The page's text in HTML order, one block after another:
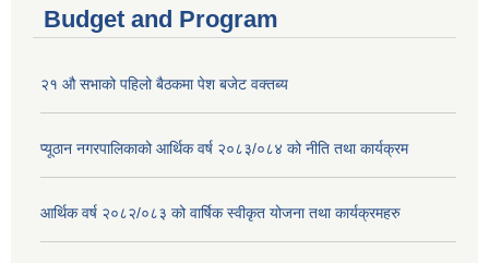
Budget and Program
२१ औ सभाको पहिलो बैठकमा पेश बजेट वक्तब्य
प्यूठान नगरपालिकाको आर्थिक वर्ष २०८३/०८४ को नीति तथा कार्यक्रम
आर्थिक वर्ष २०८२/०८३ को वार्षिक स्वीकृत योजना तथा कार्यक्रमहरु